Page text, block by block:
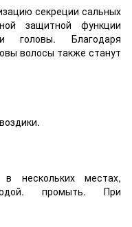
секреции сальных
защитной функции
головы. Благодаря
волосы также станут
нескольких местах,
промыть. При